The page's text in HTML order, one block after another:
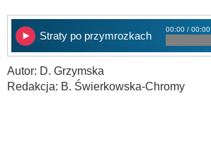
Straty po przymrozkach
00:00 / 00:00
Autor: D. Grzymska
Redakcja: B. Świerkowska-Chromy